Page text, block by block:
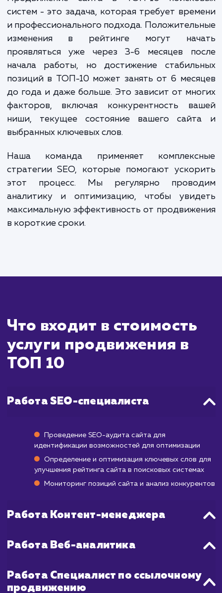
Важно понимать, что время и затраты на
достижение ТОП-10 могут существенно
варьироваться в зависимости от конкурентной
среды, текущего состояния вашего сайта, ниши
вашего бизнеса и применяемых стратегий.
предлагаем гибкие условия и всегда идем на
клиентам, выбирая наиболее оптимальные и
эффективные варианты продвижения.
Мы ориентируемся на долгосрочные результаты, а не
временные успехи, и стараемся учесть все возможные
всегда оставался в лидерах поисковой выдачи.
ЗАКАЗАТЬ УСЛУГИ
Продвижение сайта в ТОП-10
систем - это задача, которая требует
и профессионального подхода.
начала работы, но достижение
до года и даже больше. Это зависит от
факторов, включая конкурентность
ниши, текущее состояние вашего
выбранных ключевых слов.
стратегии SEO, которые помогают
аналитику и оптимизацию, чтобы
в короткие сроки.